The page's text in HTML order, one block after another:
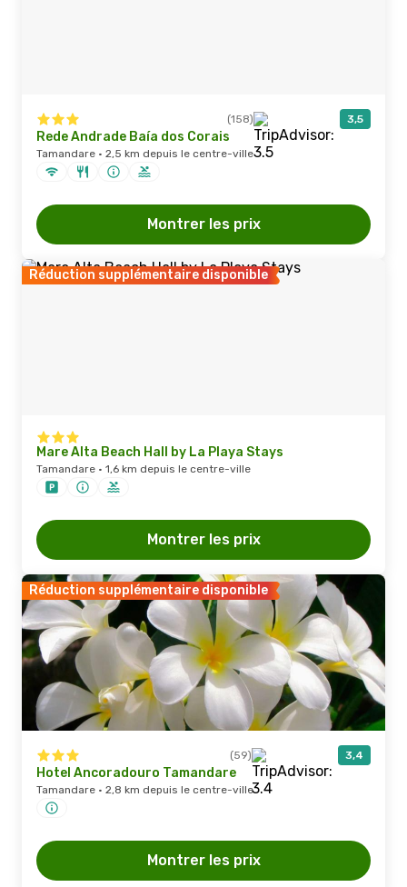
(158) 3,5
Rede Andrade Baía dos Corais
Tamandare · 2,5 km depuis le centre-ville
Montrer les prix
Réduction supplémentaire disponible
Mare Alta Beach Hall by La Playa Stays
Tamandare · 1,6 km depuis le centre-ville
Montrer les prix
Réduction supplémentaire disponible
(59) 3,4
Hotel Ancoradouro Tamandare
Tamandare · 2,8 km depuis le centre-ville
Montrer les prix